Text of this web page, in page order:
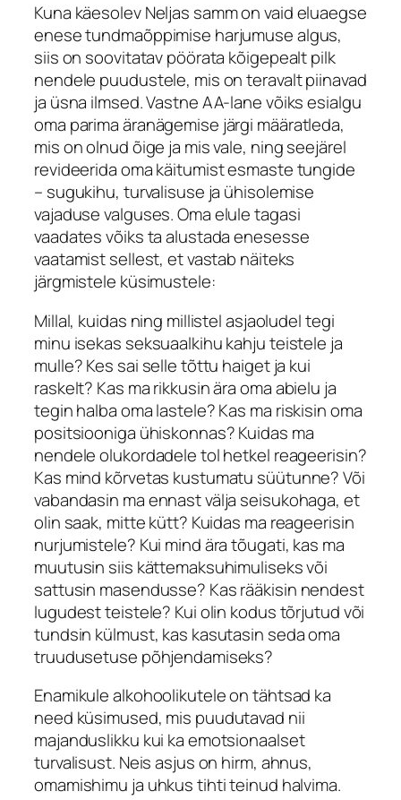
Kuna käesolev Neljas samm on vaid eluaegse
enese tundmaõppimise harjumuse algus,
siis on soovitatav pöörata kõigepealt pilk
nendele puudustele, mis on teravalt piinavad
ja üsna ilmsed. Vastne AA-lane võiks esialgu
oma parima äranägemise järgi määratleda,
mis on olnud õige ja mis vale, ning seejärel
revideerida oma käitumist esmaste tungide
– sugukihu, turvalisuse ja ühisolemise
vajaduse valguses. Oma elule tagasi
vaadates võiks ta alustada enesesse
vaatamist sellest, et vastab näiteks
järgmistele küsimustele:
Millal, kuidas ning millistel asjaoludel tegi
minu isekas seksuaalkihu kahju teistele ja
mulle? Kes sai selle tõttu haiget ja kui
raskelt? Kas ma rikkusin ära oma abielu ja
tegin halba oma lastele? Kas ma riskisin oma
positsiooniga ühiskonnas? Kuidas ma
nendele olukordadele tol hetkel reageerisin?
Kas mind kõrvetas kustumatu süütunne? Või
vabandasin ma ennast välja seisukohaga, et
olin saak, mitte kütt? Kuidas ma reageerisin
nurjumistele? Kui mind ära tõugati, kas ma
muutusin siis kättemaksuhimuliseks või
sattusin masendusse? Kas rääkisin nendest
lugudest teistele? Kui olin kodus tõrjutud või
tundsin külmust, kas kasutasin seda oma
truudusetuse põhjendamiseks?
Enamikule alkohoolikutele on tähtsad ka
need küsimused, mis puudutavad nii
majanduslikku kui ka emotsionaalset
turvalisust. Neis asjus on hirm, ahnus,
omamishimu ja uhkus tihti teinud halvima.